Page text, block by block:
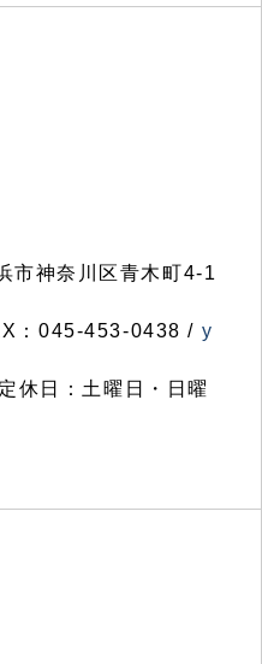
神奈川区青木町4-1
：045-453-0438 / y
休日：土曜日・日曜